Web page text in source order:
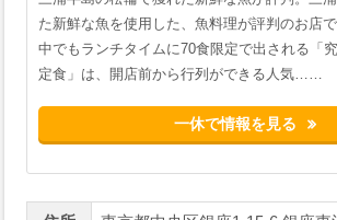
た新鮮な魚を使用した、魚料理が評判のお店で
中でもランチタイムに70食限定で出される「
定食」は、開店前から行列ができる人気……
一休で情報を見る